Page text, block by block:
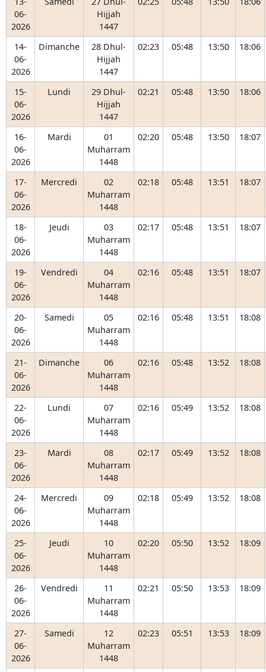
06-
2026
Hijjah
1447
14-
06-
2026
Dimanche
28 Dhul-
Hijjah
1447
02:23 05:48 13:50 18:06
15-
06-
2026
Lundi
29 Dhul-
Hijjah
1447
02:21 05:48 13:50 18:06
16-
06-
2026
Mardi
01
Muharram
1448
02:20 05:48 13:50 18:07
17-
06-
2026
Mercredi
02
Muharram
1448
02:18 05:48 13:51 18:07
18-
06-
2026
Jeudi
03
Muharram
1448
02:17 05:48 13:51 18:07
19-
06-
2026
Vendredi
04
Muharram
1448
02:16 05:48 13:51 18:07
20-
06-
2026
Samedi
05
Muharram
1448
02:16 05:48 13:51 18:08
21-
06-
2026
Dimanche
06
Muharram
1448
02:16 05:48 13:52 18:08
22-
06-
2026
Lundi
07
Muharram
1448
02:16 05:49 13:52 18:08
23-
06-
2026
Mardi
08
Muharram
1448
02:17 05:49 13:52 18:08
24-
06-
2026
Mercredi
09
Muharram
1448
02:18 05:49 13:52 18:08
25-
06-
2026
Jeudi
10
Muharram
1448
02:20 05:50 13:52 18:09
26-
06-
2026
Vendredi
11
Muharram
1448
02:21 05:50 13:53 18:09
27-
06-
2026
Samedi
12
Muharram
1448
02:23 05:51 13:53 18:09